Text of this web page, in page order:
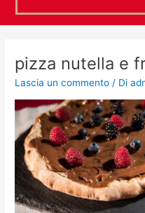
pizza nutella e
Lascia un commento / Di